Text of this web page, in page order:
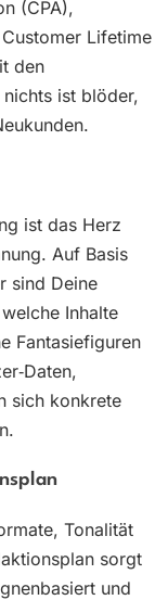
(CPA),
Lifetime
den
ist blöder,
ist das Herz
Auf Basis
sind Deine
Inhalte
Fantasiefiguren
sich konkrete
Tonalität
sorgt
und